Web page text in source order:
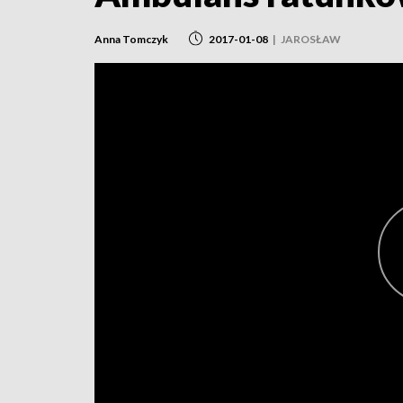
Anna Tomczyk 2017-01-08 | JAROSŁAW